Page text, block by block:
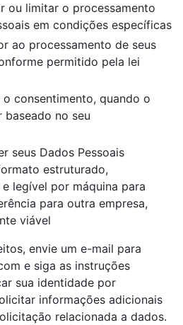
ou limitar o processamento
em condições específicas
ao processamento de seus
permitido pela lei
consentimento, quando o
no seu
seus Dados Pessoais
estruturado,
legível por máquina para
para outra empresa,
viável
envie um e-mail para
e siga as instruções
sua identidade por
informações adicionais
relacionada a dados.